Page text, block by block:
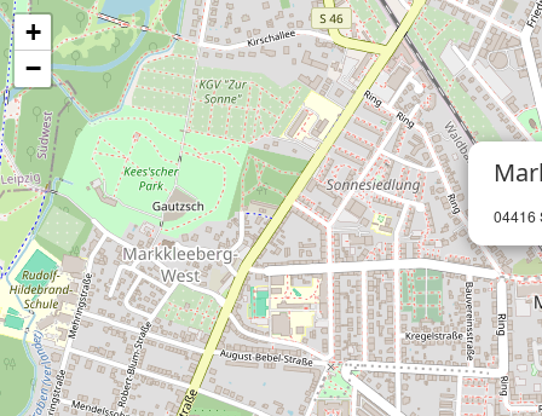
04416
+
−